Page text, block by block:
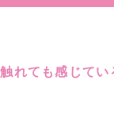
れても感じて